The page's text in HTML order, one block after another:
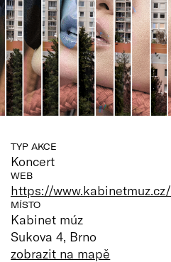
TYP AKCE
Koncert
WEB
https://www.kabinetmuz.cz/
MÍSTO
Kabinet múz
Sukova 4, Brno
zobrazit na mapě